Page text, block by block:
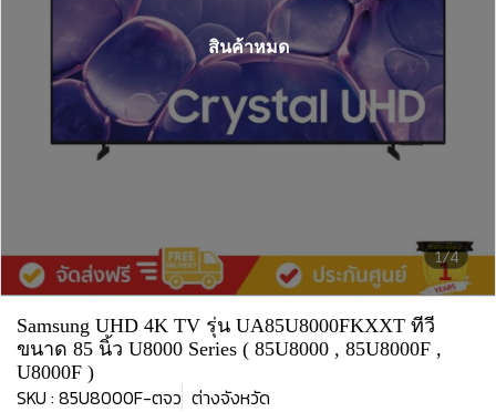
1/4
สินค้าหมด
Samsung UHD 4K TV รุ่น UA85U8000FKXXT ทีวี
ขนาด 85 นิ้ว U8000 Series ( 85U8000 , 85U8000F ,
U8000F )
SKU : 85U8000F-ตจว ต่างจังหวัด